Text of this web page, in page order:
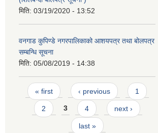
मिति: 03/19/2020 - 13:52
वनगाड कुपिण्डे नगरपालिकाको आशयपत्र तथा बोलपत्र
सम्बन्धि सूचना
मिति: 05/08/2019 - 14:38
Pages
« first ‹ previous 1
2 3 4 next ›
last »